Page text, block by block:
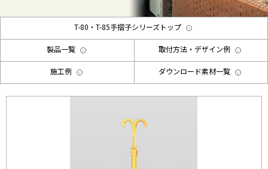
T-80・T-85手摺子シリーズトップ
製品一覧 取付方法・デザイン例
施工例 ダウンロード素材一覧